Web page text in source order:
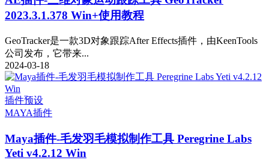
2023.3.1.378 Win+使用教程
GeoTracker是一款3D对象跟踪After Effects插件，由KeenTools
公司发布，它带来...
2024-03-18
插件预设
MAYA插件
Maya插件-毛发羽毛模拟制作工具 Peregrine Labs
Yeti v4.2.12 Win